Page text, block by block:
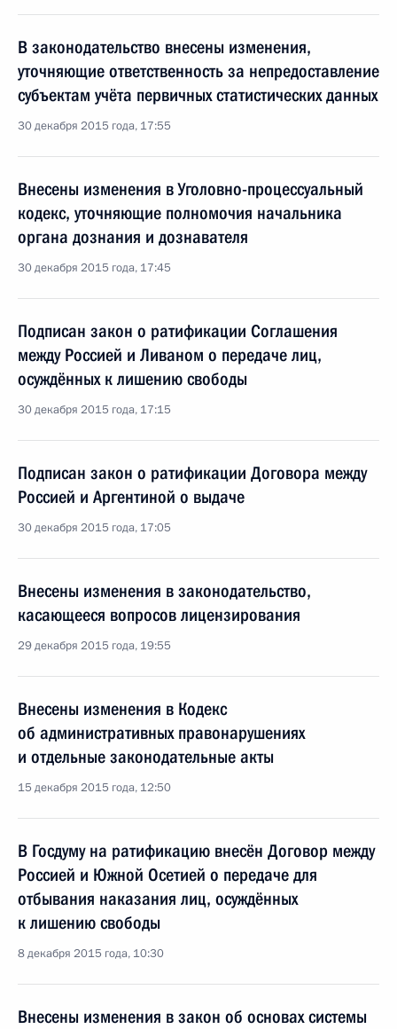
В законодательство внесены изменения,
уточняющие ответственность за непредоставление
субъектам учёта первичных статистических данных
30 декабря 2015 года, 17:55
Внесены изменения в Уголовно-процессуальный
кодекс, уточняющие полномочия начальника
органа дознания и дознавателя
30 декабря 2015 года, 17:45
Подписан закон о ратификации Соглашения
между Россией и Ливаном о передаче лиц,
осуждённых к лишению свободы
30 декабря 2015 года, 17:15
Подписан закон о ратификации Договора между
Россией и Аргентиной о выдаче
30 декабря 2015 года, 17:05
Внесены изменения в законодательство,
касающееся вопросов лицензирования
29 декабря 2015 года, 19:55
Внесены изменения в Кодекс
об административных правонарушениях
и отдельные законодательные акты
15 декабря 2015 года, 12:50
В Госдуму на ратификацию внесён Договор между
Россией и Южной Осетией о передаче для
отбывания наказания лиц, осуждённых
к лишению свободы
8 декабря 2015 года, 10:30
Внесены изменения в закон об основах системы